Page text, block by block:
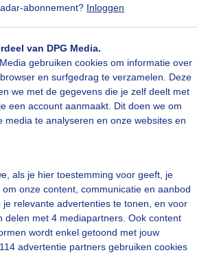
abonnement? Inloggen
van DPG Media.
gebruiken cookies om informatie over
en surfgedrag te verzamelen. Deze
we met de gegevens die je zelf deelt met
een account aanmaakt. Dit doen we om
media te analyseren en onze websites en
als je hier toestemming voor geeft, je
onze content, communicatie en aanbod
relevante advertenties te tonen, en voor
delen met 4 mediapartners. Ook content
wordt enkel getoond met jouw
advertentie partners gebruiken cookies